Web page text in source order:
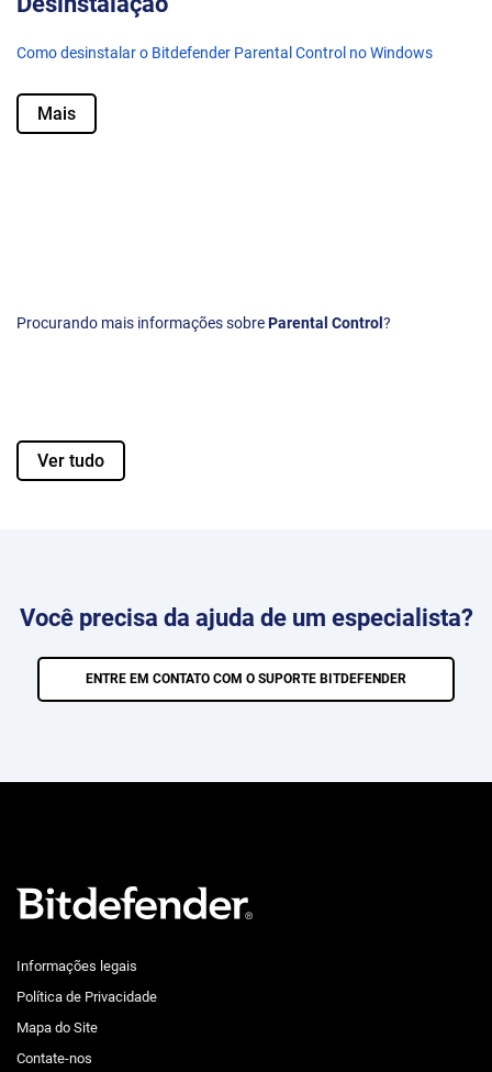
Como desinstalar o Bitdefender Parental Control no Windows
Mais
Procurando mais informações sobreParental Control ?
Ver tudo
Você precisa da ajuda de um especialista?
ENTRE EM CONTATO COM O SUPORTE BITDEFENDER
Informações legais
Política de Privacidade
Mapa do Site
Contate-nos